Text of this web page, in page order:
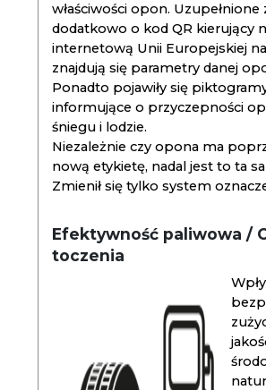
właściwości opon. Uzupełnione
dodatkowo o kod QR kierujący
internetową Unii Europejskiej
znajdują się parametry danej
Ponadto pojawiły się
informujące o przyczepności
śniegu i lodzie.
Niezależnie czy opona ma
nową etykietę, nadal jest to ta
Zmienił się tylko system
Efektywność paliwowa /
toczenia